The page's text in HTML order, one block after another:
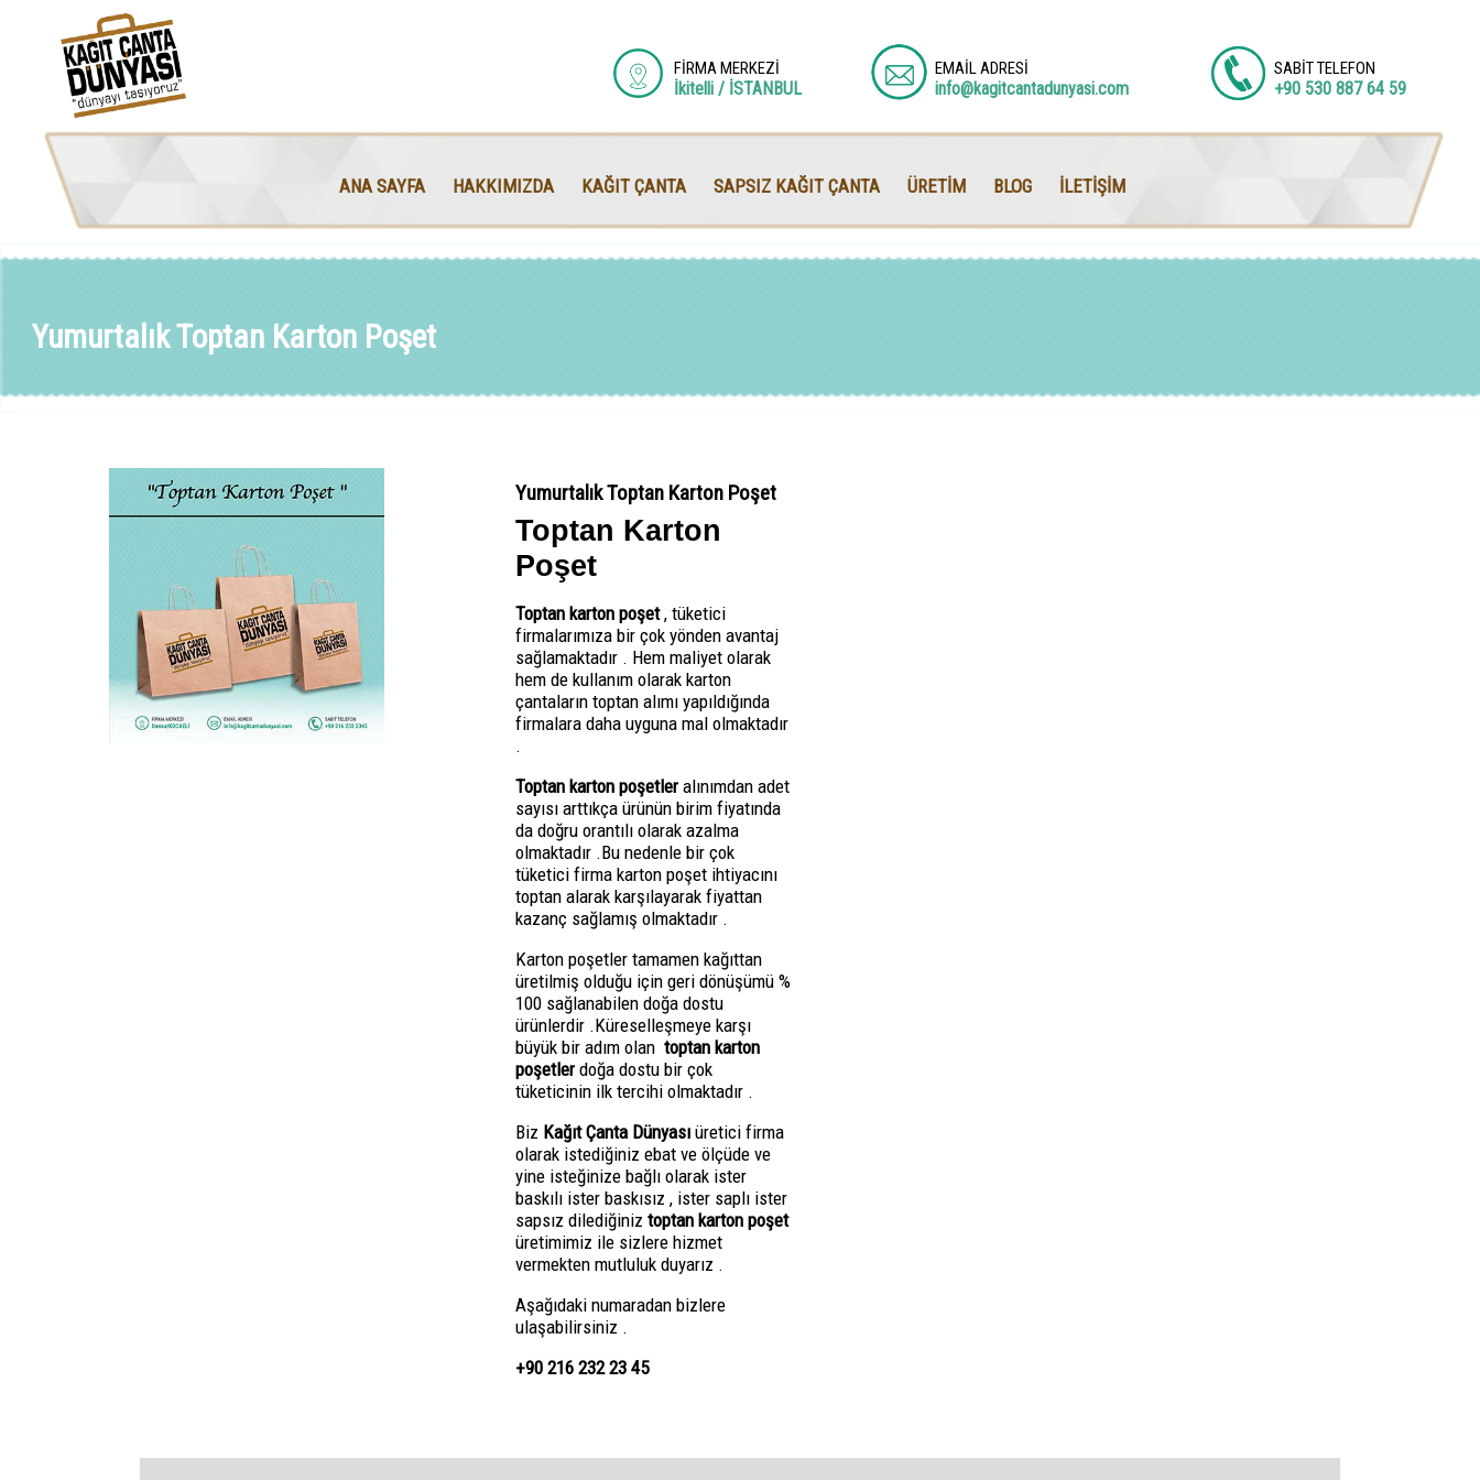
FİRMA MERKEZİ
İkitelli / İSTANBUL
EMAİL ADRESİ
info@kagitcantadunyasi.com
SABİT TELEFON
+90 530 887 64 59
ANA SAYFA HAKKIMIZDA KAĞIT ÇANTA SAPSIZ KAĞIT ÇANTA ÜRETİM BLOG İLETİŞİM
Yumurtalık Toptan Karton Poşet
Yumurtalık Toptan Karton Poşet
Toptan Karton
Poşet
Toptan karton poşet, tüketici
firmalarımıza bir çok yönden avantaj
sağlamaktadır . Hem maliyet olarak
hem de kullanım olarak karton
çantaların toptan alımı yapıldığında
firmalara daha uyguna mal olmaktadır
.
Toptan karton poşetleralınımdan adet
sayısı arttıkça ürünün birim fiyatında
da doğru orantılı olarak azalma
olmaktadır .Bu nedenle bir çok
tüketici firma karton poşet ihtiyacını
toptan alarak karşılayarak fiyattan
kazanç sağlamış olmaktadır .
Karton poşetler tamamen kağıttan
üretilmiş olduğu için geri dönüşümü %
100 sağlanabilen doğa dostu
ürünlerdir .Küreselleşmeye karşı
büyük bir adım olan toptan karton
poşetlerdoğa dostu bir çok
tüketicinin ilk tercihi olmaktadır .
Biz Kağıt Çanta Dünyası üretici firma
olarak istediğiniz ebat ve ölçüde ve
yine isteğinize bağlı olarak ister
baskılı ister baskısız , ister saplı ister
sapsız dilediğiniz toptan karton poşet
üretimimiz ile sizlere hizmet
vermekten mutluluk duyarız .
Aşağıdaki numaradan bizlere
ulaşabilirsiniz .
+90 216 232 23 45